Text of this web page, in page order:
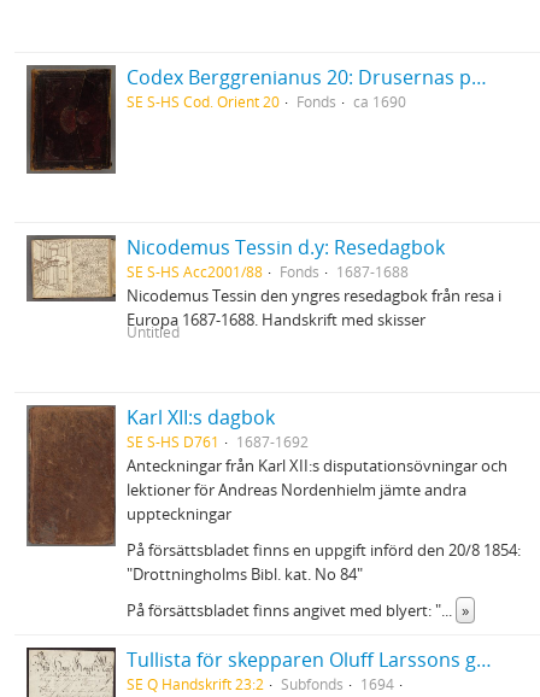
Codex Berggrenianus 20: Drusernas på Libanon heliga bok
SE S-HS Cod. Orient 20 Fonds ca 1690
Nicodemus Tessin d.y: Resedagbok
SE S-HS Acc2001/88 Fonds 1687-1688
Nicodemus Tessin den yngres resedagbok från resa i
Europa 1687-1688. Handskrift med skisser
Untitled
Karl XII:s dagbok
SE S-HS D761 1687-1692
Anteckningar från Karl XII:s disputationsövningar och
lektioner för Andreas Nordenhielm jämte andra
uppteckningar
På försättsbladet finns en uppgift införd den 20/8 1854:
"Drottningholms Bibl. kat. No 84"
På försättsbladet finns angivet med blyert: "... »
Tullista för skepparen Oluff Larssons galeas
SE Q Handskrift 23:2 Subfonds
1694